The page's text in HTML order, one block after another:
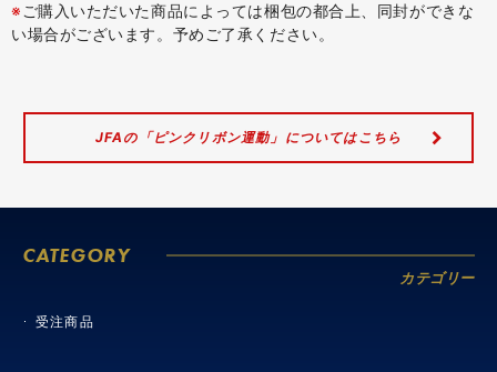
CATEGORY
カテゴリー
受注商品
※ ご購入いただいた商品によっては梱包の都合上、同封ができな
い場合がございます。予めご了承ください。
JFAの「ピンクリボン運動」についてはこちら